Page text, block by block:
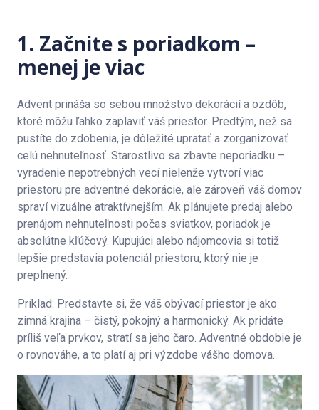
1. Začnite s poriadkom –
menej je viac
Advent prináša so sebou množstvo dekorácií a ozdôb,
ktoré môžu ľahko zaplaviť váš priestor. Predtým, než sa
pustíte do zdobenia, je dôležité upratať a zorganizovať
celú nehnuteľnosť. Starostlivo sa zbavte neporiadku –
vyradenie nepotrebných vecí nielenže vytvorí viac
priestoru pre adventné dekorácie, ale zároveň váš domov
spraví vizuálne atraktívnejším. Ak plánujete predaj alebo
prenájom nehnuteľnosti počas sviatkov, poriadok je
absolútne kľúčový. Kupujúci alebo nájomcovia si totiž
lepšie predstavia potenciál priestoru, ktorý nie je
preplnený.
Príklad: Predstavte si, že váš obývací priestor je ako
zimná krajina – čistý, pokojný a harmonický. Ak pridáte
príliš veľa prvkov, stratí sa jeho čaro. Adventné obdobie je
o rovnováhe, a to platí aj pri výzdobe vášho domova.